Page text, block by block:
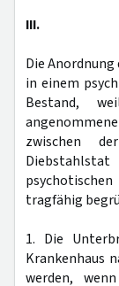
III.
Die
in einem
Bestand,
zwischen
tragfähig
1. Die
Krankenhaus
werden,